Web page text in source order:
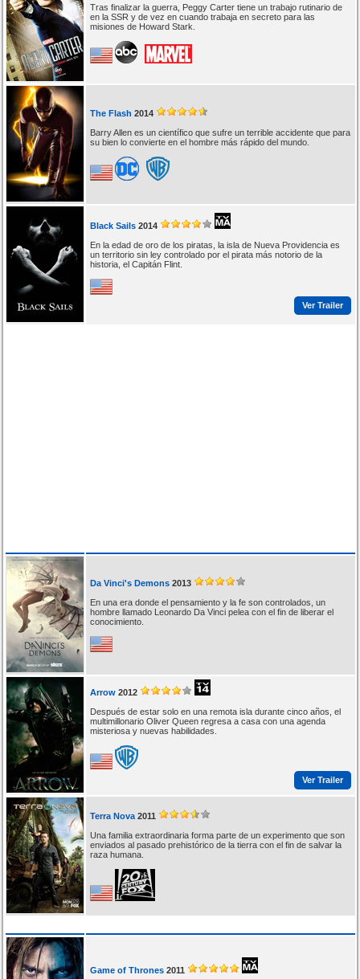
Tras finalizar la guerra, Peggy Carter tiene un trabajo rutinario de
en la SSR y de vez en cuando trabaja en secreto para las
misiones de Howard Stark.
The Flash 2014
Barry Allen es un científico que sufre un terrible accidente que para
su bien lo convierte en el hombre más rápido del mundo.
Black Sails 2014
En la edad de oro de los piratas, la isla de Nueva Providencia es
un territorio sin ley controlado por el pirata más notorio de la
historia, el Capitán Flint.
Ver Trailer
Da Vinci's Demons 2013
En una era donde el pensamiento y la fe son controlados, un
hombre llamado Leonardo Da Vinci pelea con el fin de liberar el
conocimiento.
Arrow 2012
Después de estar solo en una remota isla durante cinco años, el
multimillonario Oliver Queen regresa a casa con una agenda
misteriosa y nuevas habilidades.
Ver Trailer
Terra Nova 2011
Una familia extraordinaria forma parte de un experimento que son
enviados al pasado prehistórico de la tierra con el fin de salvar la
raza humana.
Game of Thrones 2011